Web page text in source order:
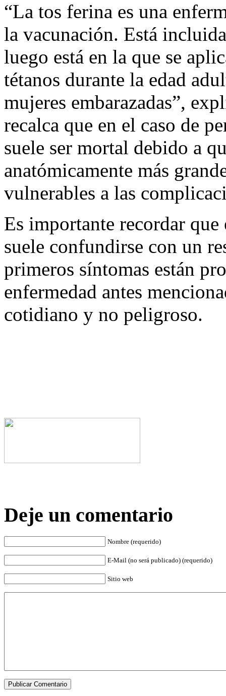
“La tos ferina es una
la vacunación. Está
luego está en la que se
tétanos durante la edad
mujeres embarazadas”,
recalca que en el caso de
suele ser mortal debido a
anatómicamente más
vulnerables a las
Es importante recordar
suele confundirse con un
primeros síntomas están
enfermedad antes
cotidiano y no peligroso.
Deje un comentario
Nombre (requerido)
E-Mail (no será publicado) (requerido)
Sitio web